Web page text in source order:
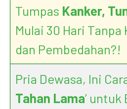
Tumpas Kanker,
Mulai 30 Hari
dan Pembedahan?!
Pria Dewasa, Ini
Tahan Lama’ untuk